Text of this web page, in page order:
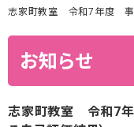
志家町教室 令和7年度 事
お知らせ
志家町教室 令和7年